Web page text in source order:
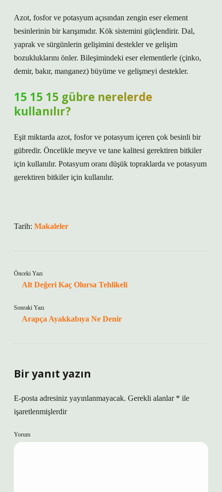
Azot, fosfor ve potasyum açısından zengin eser element
besinlerinin bir karışımıdır. Kök sistemini güçlendirir. Dal,
yaprak ve sürgünlerin gelişimini destekler ve gelişim
bozukluklarını önler. Bileşimindeki eser elementlerle (çinko,
demir, bakır, manganez) büyüme ve gelişmeyi destekler.
15 15 15 gübre nerelerde
kullanılır?
Eşit miktarda azot, fosfor ve potasyum içeren çok besinli bir
gübredir. Öncelikle meyve ve tane kalitesi gerektiren bitkiler
için kullanılır. Potasyum oranı düşük topraklarda ve potasyum
gerektiren bitkiler için kullanılır.
Tarih: Makaleler
Önceki Yazı
Alt Değeri Kaç Olursa Tehlikeli
Sonraki Yazı
Arapça Ayakkabıya Ne Denir
Bir yanıt yazın
E-posta adresiniz yayınlanmayacak. Gerekli alanlar * ile
işaretlenmişlerdir
Yorum